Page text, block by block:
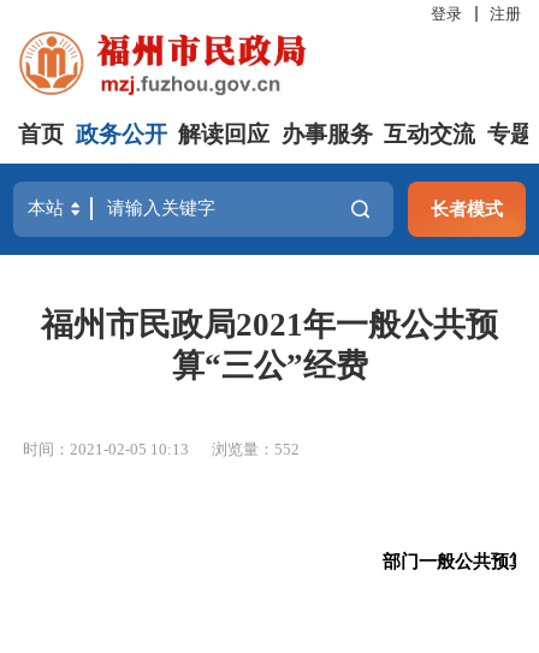
登录 注册
首页 政务公开 解读回应 办事服务 互动交流 专题
长者模式
福州市民政局2021年一般公共预
算“三公”经费
时间：2021-02-05 10:13 浏览量：552
部门一般公共预算